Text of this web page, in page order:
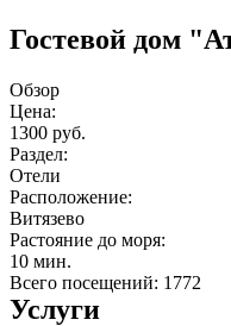
Гостевой дом
Обзор
Цена:
1300 руб.
Раздел:
Отели
Расположение:
Витязево
Растояние до моря:
10 мин.
Всего посещений: 1772
Услуги